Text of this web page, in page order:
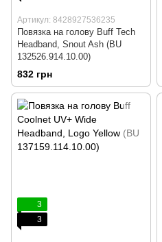
Артикул: 8428927536235
Повязка на голову Buff Tech
Headband, Snout Ash (BU
132526.914.10.00)
832 грн
3
3